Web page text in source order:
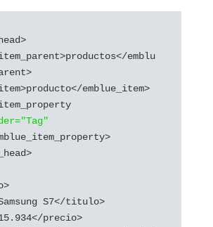
emblu
emblue_item>
S7</titulo>